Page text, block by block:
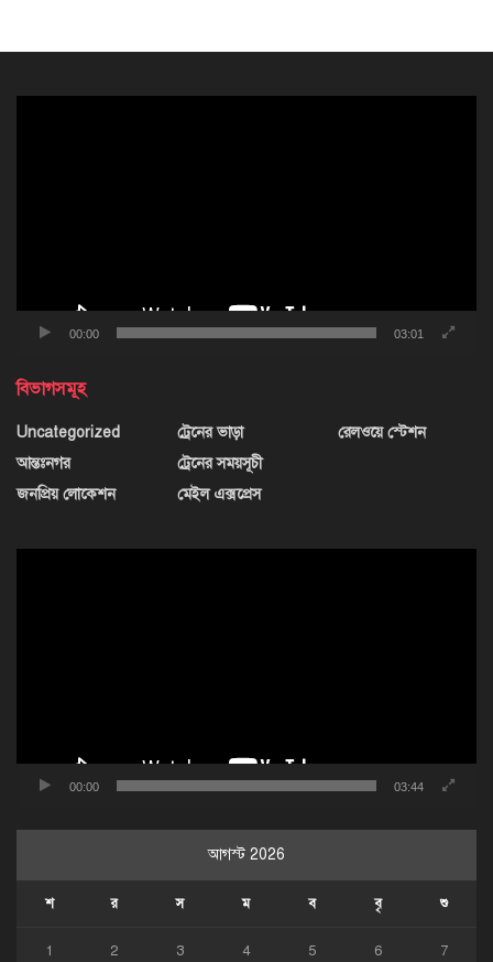
00:00 03:01
বিভাগসমূহ
Uncategorized
আন্তঃনগর
জনপ্রিয় লোকেশন
ট্রেনের ভাড়া
ট্রেনের সময়সূচী
মেইল এক্সপ্রেস
রেলওয়ে স্টেশন
00:00 03:44
আগস্ট 2026
শ র স ম ব বৃ শু
1 2 3 4 5 6 7